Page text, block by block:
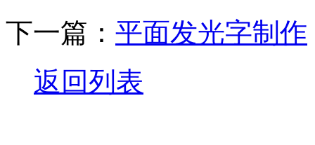
下一篇： 平面发光字制作
返回列表